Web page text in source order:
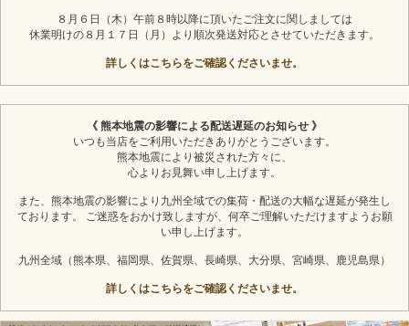
８月６日（木）午前８時以降に頂いたご注文に関しましては
休業明けの８月１７日（月）より順次発送対応とさせていただきます。
詳しくはこちらをご確認くださいませ。
《 熊本地震の影響による配送遅延のお知らせ 》
いつも当店をご利用いただきありがとうございます。
熊本地震により被災された方々に、
心よりお見舞い申し上げます。
また、熊本地震の影響により九州全域での集荷・配送の大幅な遅延が発生し
ております。 ご迷惑をおかけ致しますが、何卒ご理解いただけますようお願
い申し上げます。
九州全域（熊本県、福岡県、佐賀県、長崎県、大分県、宮崎県、鹿児島県）
詳しくはこちらをご確認くださいませ。